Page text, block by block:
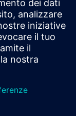
Simcenter
e